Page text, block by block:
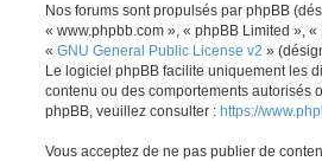
Nos forums sont propulsés par phpBB
« www.phpbb.com », « phpBB Limited »,
« GNU General Public License v2 »
Le logiciel phpBB facilite uniquement les
contenu ou des comportements autorisés
phpBB, veuillez consulter : https://
Vous acceptez de ne pas publier de